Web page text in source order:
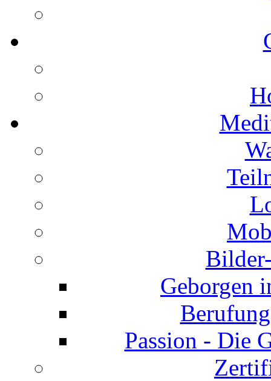
Geborgen
Passion - Die